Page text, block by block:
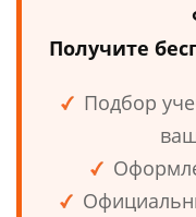
Получите
Подбор